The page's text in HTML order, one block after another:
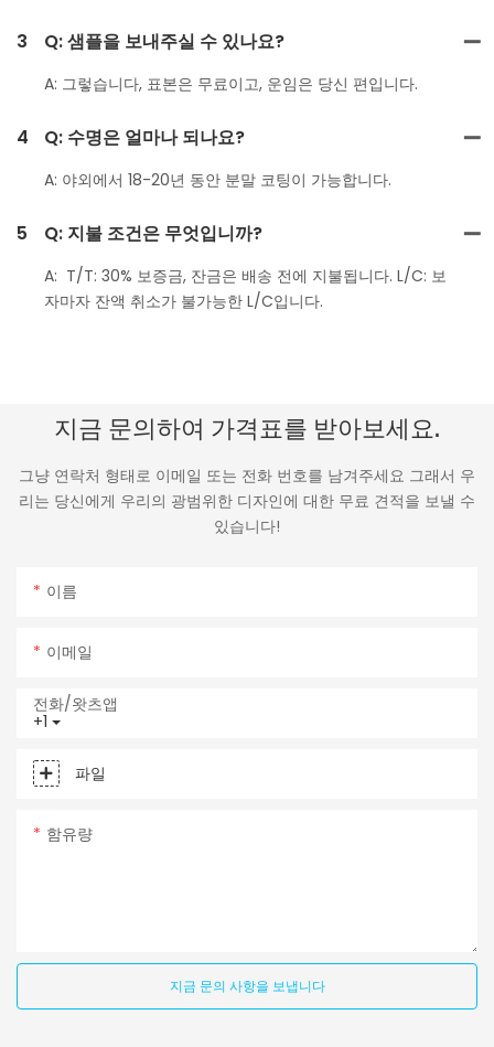
3 Q: 샘플을 보내주실 수 있나요?
A: 그렇습니다, 표본은 무료이고, 운임은 당신 편입니다.
4 Q: 수명은 얼마나 되나요?
A: 야외에서 18-20년 동안 분말 코팅이 가능합니다.
5 Q: 지불 조건은 무엇입니까?
A: T/T: 30% 보증금, 잔금은 배송 전에 지불됩니다. L/C: 보
자마자 잔액 취소가 불가능한 L/C입니다.
지금 문의하여 가격표를 받아보세요.
그냥 연락처 형태로 이메일 또는 전화 번호를 남겨주세요 그래서 우
리는 당신에게 우리의 광범위한 디자인에 대한 무료 견적을 보낼 수
있습니다!
이름
이메일
+1
전화/왓츠앱
파일
함유량
지금 문의 사항을 보냅니다